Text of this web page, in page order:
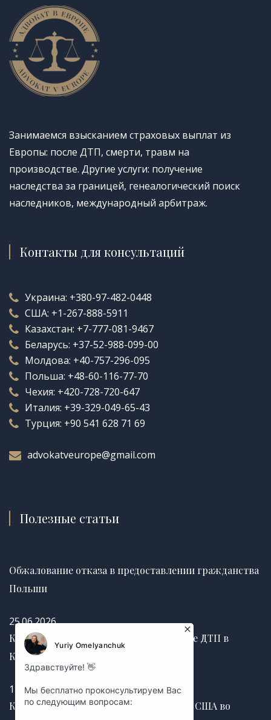
Занимаемся взысканием страховых выплат из
Европы: после ДТП, смерти, травм на
производстве. Другие услуги: получение
наследства за границей, генеалогический поиск
наследников, международный арбитраж.
Контакты для консультаций
Украина: +380-97-482-0448
США: +1-267-888-5911
Казахстан: +7-777-081-9467
Беларусь: +37-52-988-099-00
Молдова: +40-757-296-095
Польша: +48-60-116-77-70
Чехия: +420-728-720-647
Италия: +39-329-049-65-43
Турция: +90 541 628 71 69
advokatveurope@gmail.com
Полезные статьи
Обжалование отказа в предоставлении гражданства
Польши
25.06.2026
Как получить страховую выплату после ДТП в
Канаде без задержек
12.03.2025
Как правильно оформить завещание в США во